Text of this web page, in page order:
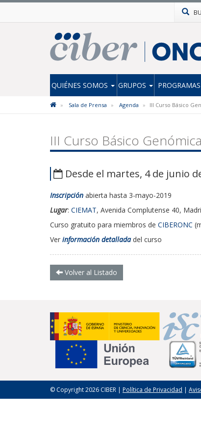
QUIÉNES SOMOS GRUPOS
Sala de Prensa Agenda III Curso Básico
III Curso Básico
Desde el martes, 4 de junio
Inscripción abierta hasta 3-mayo-2019
Lugar: CIEMAT, Avenida Complutense 40,
Curso gratuito para miembros de CIBERONC
Ver información detalladadel curso
Volver al Listado
© Copyright 2026 CIBER | Política de Privacidad |